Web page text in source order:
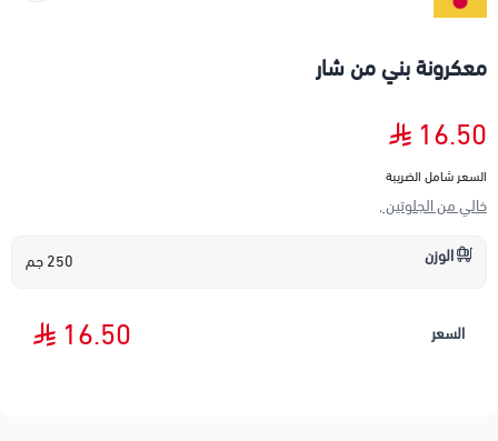
معكرونة بني من شار
16.50
السعر شامل الضريبة
خالي من الجلوتين ,
الوزن 250 جم
السعر 16.50